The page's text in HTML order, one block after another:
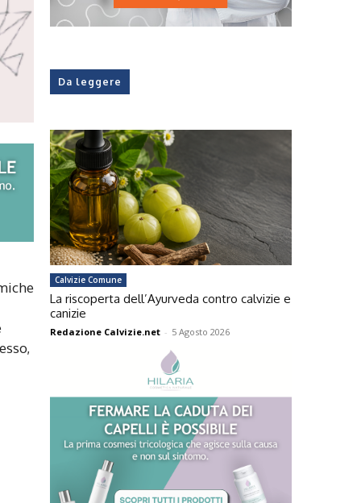
Da leggere
Calvizie Comune
La riscoperta dell’Ayurveda contro calvizie e
canizie
Redazione Calvizie.net - 5 Agosto 2026